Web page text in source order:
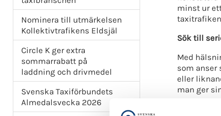
Nominera till utmärkelsen
Kollektivtrafikens Eldsjäl
Circle K ger extra
sommarrabatt på
laddning och drivmedel
Svenska Taxiförbundets
Almedalsvecka 2026
minst ur
Sök till
Med
som anser
eller
man ger